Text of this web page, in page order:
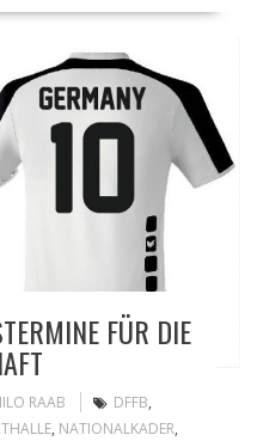
FÜR DIE
RAAB DFFB,
, NATIONALKADER,